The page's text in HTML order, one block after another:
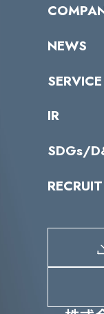
受講者
トップメ
ミッショ
パートナ
NEWS
サイバー
SERVICE
カテゴリ
IR
IRカレン
IRライブ
よくあ
SDGs/
当グルー
SDGs推
D&Iの
RECRUIT
募集職
メッセー
メンバ